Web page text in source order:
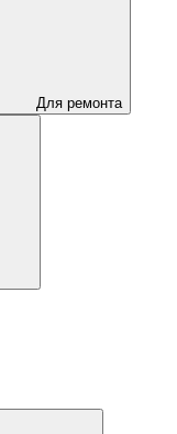
Для ремонта